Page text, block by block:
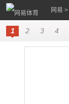
网易 >
1 2 3 4